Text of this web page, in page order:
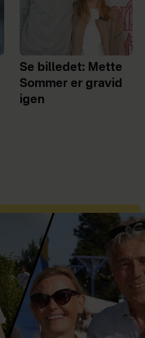
Se billedet: Mette
Sommer er gravid
igen